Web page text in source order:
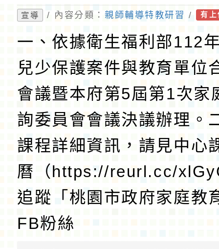
共學同樂會」、「覺察
愛：開啟正念教養的幸
程」、「幸福婚姻系列
報各1份，請教師、家
用。
宣導 / 內容分類：親師輔導特教研習 / 有
一、依據衛生福利部112
兒少保護案件與教育單位
會議暨本府第5屆第1次家
詢委員會會議決議辦理。
課程詳細資訊，請見中心
曆（https://reurl.cc/
追蹤「桃園市政府家庭教
FB粉絲